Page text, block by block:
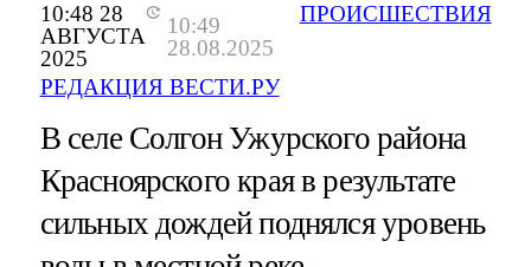
10:48 28
АВГУСТА
2025
10:49
28.08.2025
РЕДАКЦИЯ ВЕСТИ.РУ
ПРОИСШЕСТВИЯ
В селе Солгон Ужурского района
Красноярского края в результате
сильных дождей поднялся уровень